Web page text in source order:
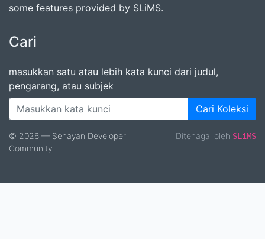
some features provided by SLiMS.
Cari
masukkan satu atau lebih kata kunci dari judul,
pengarang, atau subjek
Cari Koleksi
© 2026 — Senayan Developer
Community
Ditenagai oleh SLiMS